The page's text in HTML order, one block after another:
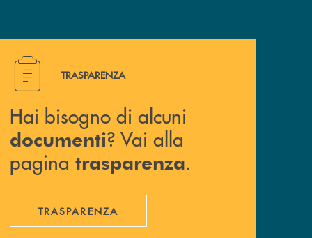
Hai bisogno di alcuni documenti ? Vai alla pagina
TRASPARENZA
Hai bisogno di alcuni
documenti? Vai alla
pagina trasparenza.
TRASPARENZA